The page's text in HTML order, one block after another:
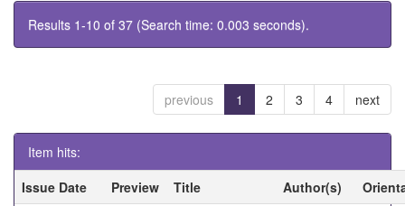
Results 1-10 of 37 (Search time: 0.003 seconds).
previous 1 2 3 4 next
Item hits:
Issue Date
Preview Title Author(s)